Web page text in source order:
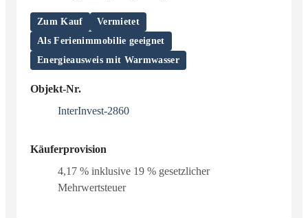
Zum Kauf
Vermietet
Als Ferienimmobilie geeignet
Energieausweis mit Warmwasser
Objekt-Nr.
InterInvest-2860
Käuferprovision
4,17 % inklusive 19 % gesetzlicher
Mehrwertsteuer